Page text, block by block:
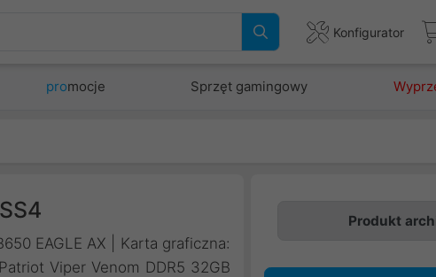
Konfigurator
promocje Sprzęt gamingowy
EAGLE AX | Karta graficzna:
Viper Venom DDR5 32GB
Produkt